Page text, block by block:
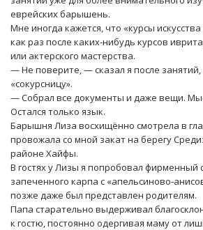
еврейских барышень.
Мне иногда кажется, что «курсы
как раз после каких-нибудь курсов
или актерского мастерства.
— Не поверите, — сказал я после
«сокурсницу».
— Собрал все документы и даже вещи.
Остался только язык.
Барышня Лиза восхищённо смотрела в
провожала со мной закат на берегу
районе Хайфы.
В гостях у Лизы я попробовал
запеченного карпа с «апельсиново-
позже даже был представлен родителям.
Папа старательно выдерживал
к гостю, постоянно одергивая маму от